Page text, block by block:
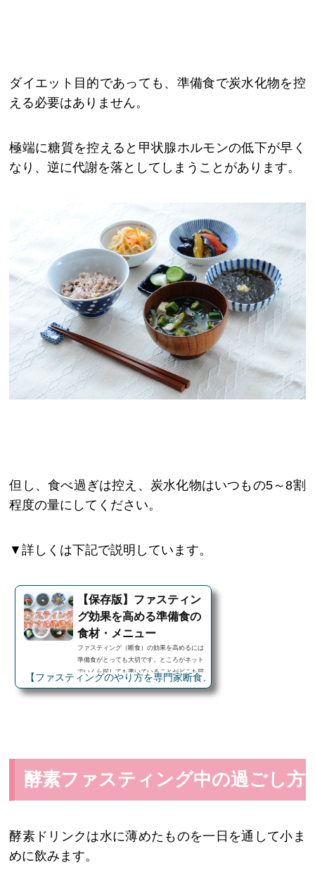
ダイエット目的であっても、準備食で炭水化物を控
える必要はありません。
極端に糖質を控えると甲状腺ホルモンの低下が早く
なり、逆に代謝を落としてしまうことがあります。
但し、食べ過ぎは控え、炭水化物はいつもの5～8割
程度の量にしてください。
▼詳しくは下記で説明しています。
【保存版】ファスティン
グ効果を高める準備食の
食材・メニュー
ファスティング（断食）の効果を高めるには
準備食がとっても大切です。ところがネット
でいくら探しても書いていることがどこも同
じで、なぜ大切なのか深く、詳しく説明した
サイトはなかなか見つけられないと思いま
ァスティングを過ごして頂けましたら幸いで
【ファスティングのやり方を専門家断食メガネ田中が教えます
酵素ファスティング中の過ごし方
酵素ドリンクは水に薄めたものを一日を通して小ま
めに飲みます。